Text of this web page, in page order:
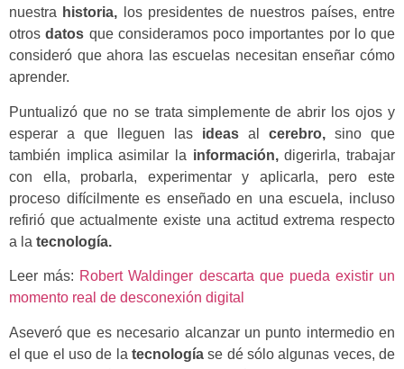
nuestra historia, los presidentes de nuestros países, entre
otrosdatos que consideramos poco importantes por lo que
consideró que ahora las escuelas necesitan enseñar cómo
aprender.
Puntualizó que no se trata simplemente de abrir los ojos y
esperar a que lleguen las ideas al cerebro, sino que
también implica asimilar la información,digerirla, trabajar
con ella, probarla, experimentar y aplicarla, pero este
proceso difícilmente es enseñado en una escuela, incluso
refirió que actualmente existe una actitud extrema respecto
a la tecnología.
Leer más: Robert Waldinger descarta que pueda existir un
momento real de desconexión digital
Aseveró que es necesario alcanzar un punto intermedio en
el que el uso de la tecnología se dé sólo algunas veces, de